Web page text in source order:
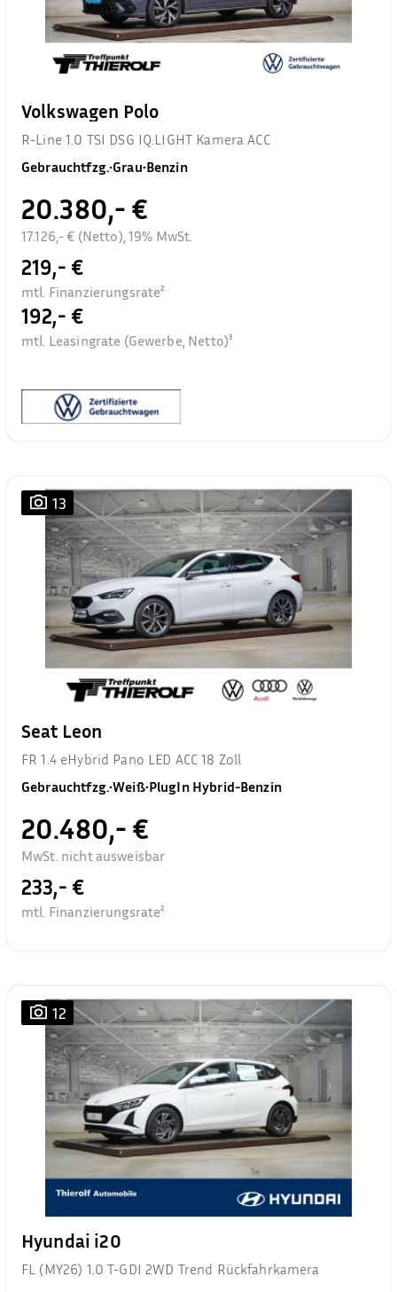
Volkswagen Polo
R-Line 1.0 TSI DSG IQ.LIGHT Kamera ACC
Gebrauchtfzg.•Grau•Benzin
20.380,- €
17.126,- € (Netto), 19% MwSt.
219,- €
mtl. Finanzierungsrate²
192,- €
mtl. Leasingrate (Gewerbe, Netto)³
13
Seat Leon
FR 1.4 eHybrid Pano LED ACC 18 Zoll
Gebrauchtfzg.•Weiß•PlugIn Hybrid-Benzin
20.480,- €
MwSt. nicht ausweisbar
233,- €
mtl. Finanzierungsrate²
12
Hyundai i20
FL (MY26) 1.0 T-GDI 2WD Trend Rückfahrkamera